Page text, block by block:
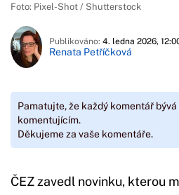
Foto: Pixel-Shot / Shutterstock
Publikováno: 4. ledna 2026,
Renata Petříčková
Pamatujte, že každý komentář bývá
komentujícím.
Děkujeme za vaše komentáře.
ČEZ zavedl novinku, kterou